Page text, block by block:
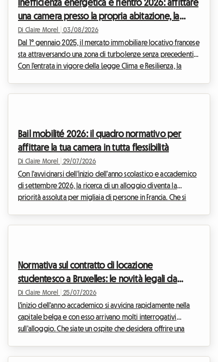
Inefficienza energetica e rientro 2026: affittare
una camera presso la propria abitazione, la
soluzione legale per i proprietari?
Di Claire Morel 03/08/2026
Dal 1° gennaio 2025, il mercato immobiliare locativo francese
sta attraversando una zona di turbolenze senza precedenti.
Con l'entrata in vigore della Legge Clima e Resilienza, la
vicolo cieco, temen...
Bail mobilité 2026: il quadro normativo per
affittare la tua camera in tutta flessibilità
Di Claire Morel 29/07/2026
Con l'avvicinarsi dell'inizio dell'anno scolastico e accademico
di settembre 2026, la ricerca di un alloggio diventa la
priorità assoluta per migliaia di persone in Francia. Che si
immobile frenan...
Normativa sul contratto di locazione
studentesco a Bruxelles: le novità legali da
conoscere per l'inizio dell'anno accademico
2026
Di Claire Morel 25/07/2026
L'inizio dell'anno accademico si avvicina rapidamente nella
capitale belga e con esso arrivano molti interrogativi
sull'alloggio. Che siate un ospite che desidera offrire una